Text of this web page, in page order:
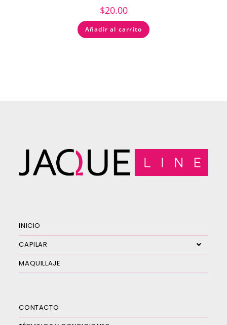
$20.00
Añadir al carrito
INICIO
CAPILAR
MAQUILLAJE
CONTACTO